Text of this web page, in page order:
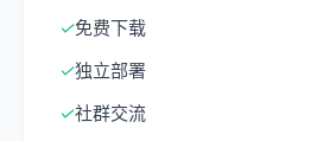
✓免费下载
✓独立部署
✓社群交流